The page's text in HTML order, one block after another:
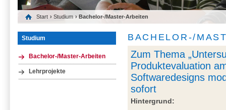
Start ›Studium › Bachelor-/Master-Arbeiten
Studium
Bachelor-/Master-Arbeiten
Lehrprojekte
BACHELOR-/
Zum Thema
Produktevaluation
Softwaredesigns
sofort
Hintergrund: